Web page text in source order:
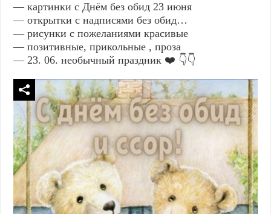
— картинки с Днём без обид 23 июня
— открытки с надписями без обид…
— рисунки с пожеланиями красивые
— позитивные, прикольные , проза
— 23. 06. необычный праздник ❤️ 👇👇